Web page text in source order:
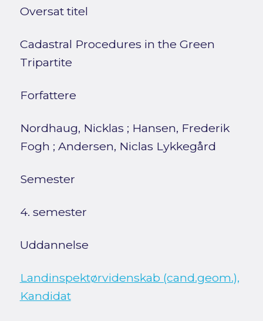
Oversat titel
Cadastral Procedures in the Green
Tripartite
Forfattere
Nordhaug, Nicklas ; Hansen, Frederik
Fogh ; Andersen, Niclas Lykkegård
Semester
4. semester
Uddannelse
Landinspektørvidenskab (cand.geom.),
Kandidat